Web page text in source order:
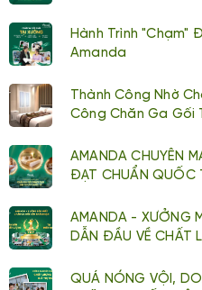
Hành Trình "chạm"
Amanda
Thành Công Nhờ
Công Chăn Ga Gối
AMANDA CHUYÊN
ĐẠT CHUẨN QUỐC
AMANDA - XƯỞNG
DẪN ĐẦU VỀ CHẤT
QUÁ NÓNG VỘI,